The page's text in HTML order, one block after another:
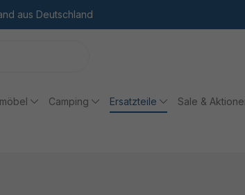
aus Deutschland
Camping Ersatzteile Sale &